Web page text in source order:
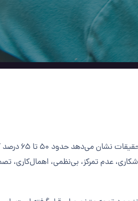
تنها در دوران
عدم تمرکز، بی‌نظمی، اهمال‌کاری،